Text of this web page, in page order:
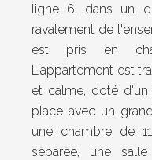
ligne 6, dans un
ravalement de
est pris en
L'appartement est
et calme, doté
place avec un
une chambre de
séparée, une